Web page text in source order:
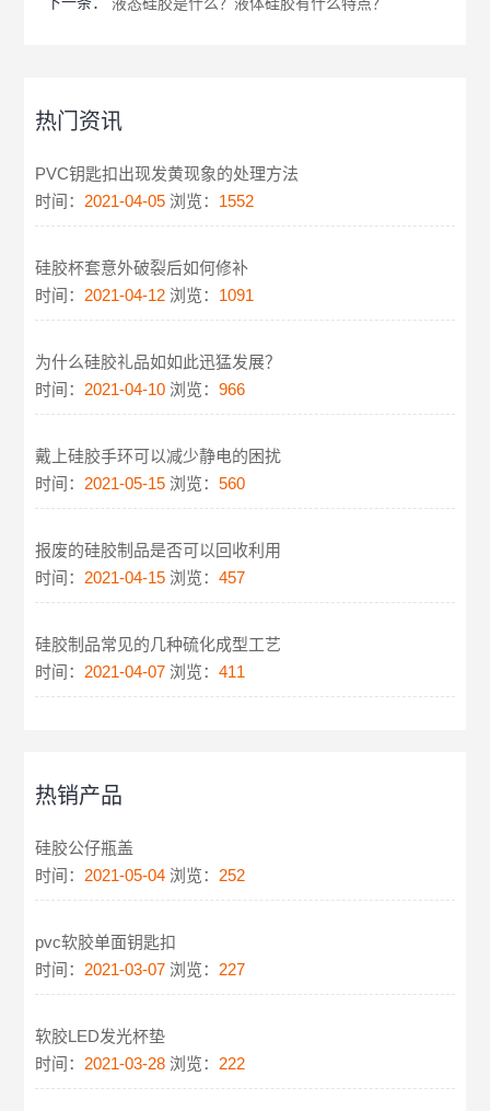
热门资讯
PVC钥匙扣出现发黄现象的处理方法
时间： 2021-04-05 浏览： 1552
硅胶杯套意外破裂后如何修补
时间： 2021-04-12 浏览： 1091
为什么硅胶礼品如如此迅猛发展？
时间： 2021-04-10 浏览：966
戴上硅胶手环可以减少静电的困扰
时间： 2021-05-15 浏览：560
报废的硅胶制品是否可以回收利用
时间： 2021-04-15 浏览：457
硅胶制品常见的几种硫化成型工艺
时间： 2021-04-07 浏览：411
热销产品
硅胶公仔瓶盖
时间： 2021-05-04 浏览： 252
pvc软胶单面钥匙扣
时间： 2021-03-07 浏览： 227
软胶LED发光杯垫
时间： 2021-03-28 浏览： 222